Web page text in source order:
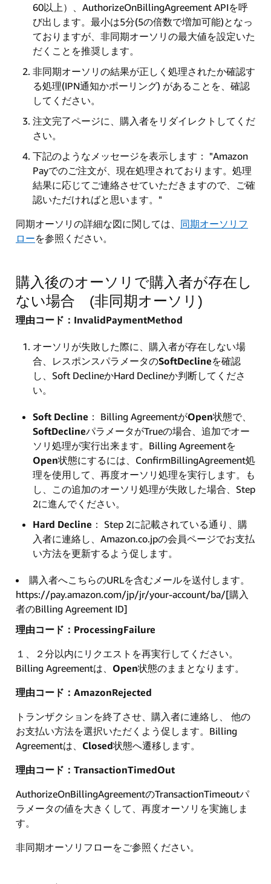
60以上）、AuthorizeOnBillingAgreement APIを呼
び出します。最小は5分(5の倍数で増加可能)となっ
ておりますが、非同期オーソリの最大値を設定いた
だくことを推奨します。
非同期オーソリの結果が正しく処理されたか確認す
る処理(IPN通知かポーリング) があることを、確認
してください。
注文完了ページに、購入者をリダイレクトしてくだ
さい。
下記のようなメッセージを表示します： "Amazon
Payでのご注文が、現在処理されております。処理
結果に応じてご連絡させていただきますので、ご確
認いただければと思います。"
同期オーソリの詳細な図に関しては、 同期オーソリフ
ローを参照ください。
購入後のオーソリで購入者が存在し
ない場合 (非同期オーソリ)
理由コード：InvalidPaymentMethod
オーソリが失敗した際に、購入者が存在しない場
合、レスポンスパラメータのSoftDeclineを確認
し、Soft DeclineかHard Declineか判断してくださ
い。
Soft Decline ： Billing AgreementがOpen状態で、
SoftDeclineパラメータがTrueの場合、追加でオー
ソリ処理が実行出来ます。Billing Agreementを
Open状態にするには、ConfirmBillingAgreement処
理を使用して、再度オーソリ処理を実行します。も
し、この追加のオーソリ処理が失敗した場合、Step
2に進んでください。
Hard Decline ： Step 2に記載されている通り、購
入者に連絡し、Amazon.co.jpの会員ページでお支払
い方法を更新するよう促します。
購入者へこちらのURLを含むメールを送付します。
https://pay.amazon.com/jp/jr/your-account/ba/[購入
者のBilling Agreement ID]
理由コード：ProcessingFailure
１、２分以内にリクエストを再実行してください。
Billing Agreementは、 Open状態のままとなります。
理由コード：AmazonRejected
トランザクションを終了させ、購入者に連絡し、 他の
お支払い方法を選択いただくよう促します。Billing
Agreementは、 Closed状態へ遷移します。
理由コード：TransactionTimedOut
AuthorizeOnBillingAgreementのTransactionTimeoutパ
ラメータの値を大きくして、再度オーソリを実施しま
す。
非同期オーソリフローをご参照ください。